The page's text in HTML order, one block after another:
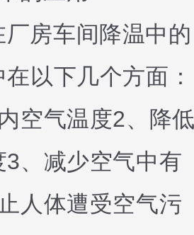
房车间降温中的
以下几个方面：
空气温度2、降
、减少空气中有
人体遭受空气污